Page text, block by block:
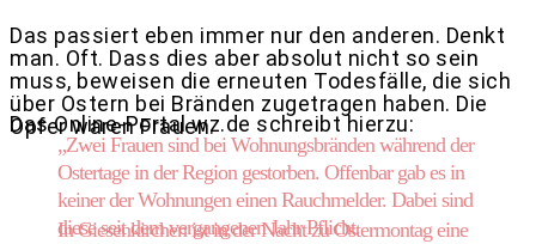
Das passiert eben immer nur den anderen. Denkt
man. Oft. Dass dies aber absolut nicht so sein
muss, beweisen die erneuten Todesfälle, die sich
über Ostern bei Bränden zugetragen haben. Die
Opfer waren Frauen.
Das Online-Portal wz.de schreibt hierzu:
„Zwei Frauen sind bei Wohnungsbränden während der
Ostertage in der Region gestorben. Offenbar gab es in
keiner der Wohnungen einen Rauchmelder. Dabei sind
diese seit dem vergangenen Jahr Pflicht.
In Giesenkirchen ist in der Nacht zu Ostermontag eine